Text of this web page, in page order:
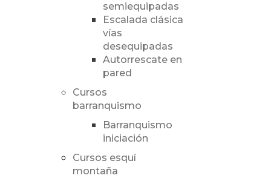
semiequipadas
Escalada clásica
vías
desequipadas
Autorrescate en
pared
Cursos
barranquismo
Barranquismo
iniciación
Cursos esquí
montaña